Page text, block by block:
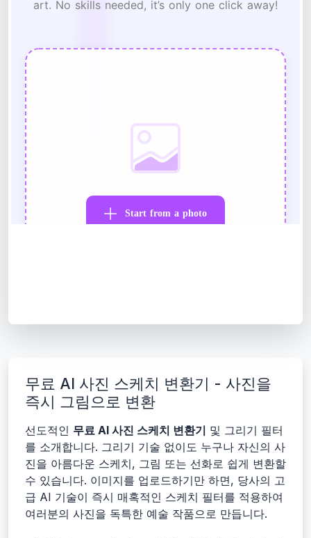
무료 AI 사진 스케치 변환기 - 사진을
즉시 그림으로 변환
선도적인 무료 AI 사진 스케치 변환기 및 그리기 필터
를 소개합니다. 그리기 기술 없이도 누구나 자신의 사
진을 아름다운 스케치, 그림 또는 선화로 쉽게 변환할
수 있습니다. 이미지를 업로드하기만 하면, 당사의 고
급 AI 기술이 즉시 매혹적인 스케치 필터를 적용하여
여러분의 사진을 독특한 예술 작품으로 만듭니다.